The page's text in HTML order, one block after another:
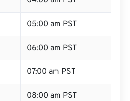
05:00 am PST
06:00 am PST
07:00 am PST
08:00 am PST